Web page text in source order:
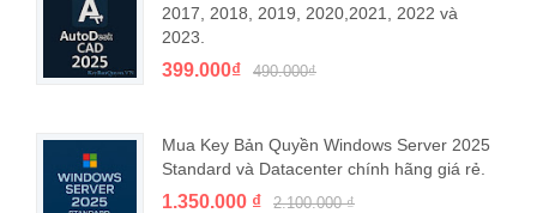
2017, 2018, 2019, 2020,2021, 2022 và
2023.
399.000₫ 490.000₫
Mua Key Bản Quyền Windows Server 2025
Standard và Datacenter chính hãng giá rẻ.
1.350.000 ₫ 2.100.000 ₫